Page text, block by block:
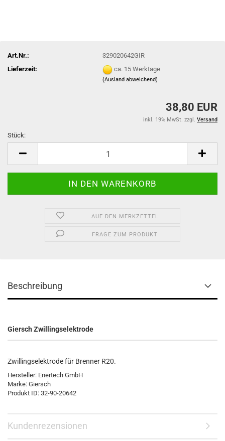
Art.Nr.:
329020642GIR
Lieferzeit:
ca. 15 Werktage
(Ausland abweichend)
38,80 EUR
inkl. 19% MwSt. zzgl. Versand
Stück:
AUF DEN MERKZETTEL
FRAGE ZUM PRODUKT
Beschreibung
Giersch Zwillingselektrode
Zwillingselektrode für Brenner R20.
Hersteller: Enertech GmbH
Marke: Giersch
Produkt ID: 32-90-20642
Kundenrezensionen